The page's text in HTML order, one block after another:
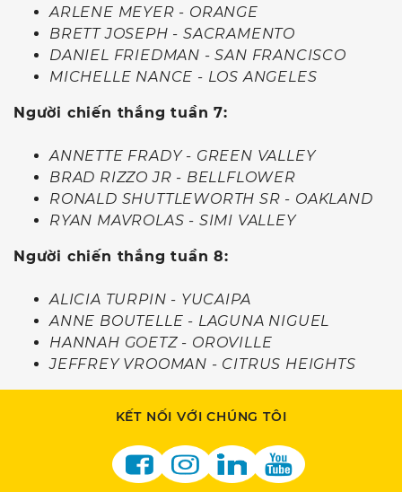
ARLENE MEYER - ORANGE
BRETT JOSEPH - SACRAMENTO
DANIEL FRIEDMAN - SAN FRANCISCO
MICHELLE NANCE - LOS ANGELES
Người chiến thắng tuần 7:
ANNETTE FRADY - GREEN VALLEY
BRAD RIZZO JR - BELLFLOWER
RONALD SHUTTLEWORTH SR - OAKLAND
RYAN MAVROLAS - SIMI VALLEY
Người chiến thắng tuần 8:
ALICIA TURPIN - YUCAIPA
ANNE BOUTELLE - LAGUNA NIGUEL
HANNAH GOETZ - OROVILLE
JEFFREY VROOMAN - CITRUS HEIGHTS
KẾT NỐI VỚI CHÚNG TÔI